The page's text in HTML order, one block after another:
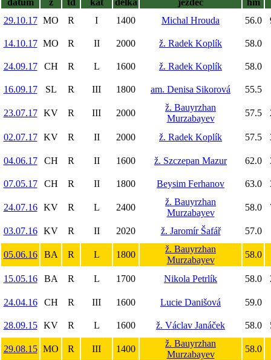
datum
z td kat délka jezdec
hm
29.10.17 MO R I 1400 Michal Hrouda 56.0
14.10.17 MO R II 2000 ž. Radek Koplík 58.0
24.09.17 CH R L 1600 ž. Radek Koplík 58.0
16.09.17 SL R III 1800 am. Denisa Sikorová 55.5
23.07.17 KV R III 2000
ž. Bauyrzhan
Murzabayev
57.5
02.07.17 KV R II 2000 ž. Radek Koplík 57.5
04.06.17 CH R II 1600 ž. Szczepan Mazur 62.0
07.05.17 CH R II 1800 Beysim Ferhanov 63.0
24.07.16 KV R L 2400
ž. Bauyrzhan
Murzabayev
58.0
03.07.16 KV R II 2020 ž. Jaromír Šafář 57.0
05.06.16 BA R L 1800
ž. Bauyrzhan
Murzabayev
58.0
15.05.16 BA R L 1700 Nikola Petrlík 58.0
24.04.16 CH R III 1600 Lucie Danišová 59.0
28.09.15 KV R L 1600 ž. Václav Janáček 58.0
29.08.15 MO R III 1400
ž. Bauyrzhan
Murzabayev
58.0